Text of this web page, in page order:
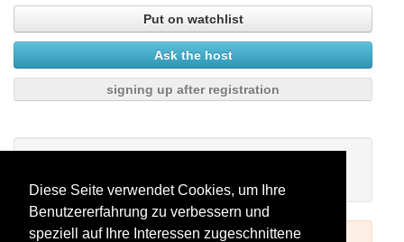
Diese Seite verwendet Cookies, um Ihre
Benutzererfahrung zu verbessern und
speziell auf Ihre Interessen zugeschnittene
Put on watchlist
Ask the host
signing up after registration
There are no seminars on your watchlist.
To book seminars please log in (see above) or register.